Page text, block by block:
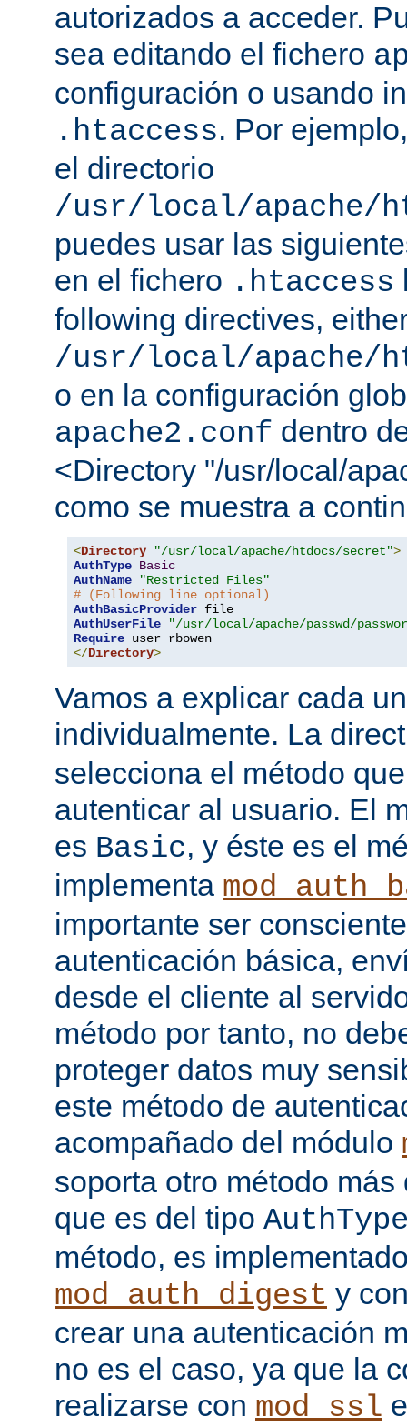
autorizados a acceder.
sea editando el fichero
configuración o usando
.htaccess. Por
el directorio
/usr/local/apache/
puedes usar las
en el fichero .htaccess
following directives,
/usr/local/apache/
o en la configuración
apache2.conf dentro
<Directory "/usr/local/
como se muestra a
<Directory "/usr/local/apache/htdocs/secret">
AuthType Basic
AuthName
"Restricted Files"
# (Following line optional)
AuthBasicProvider
AuthUserFile
"/usr/local/apache/passwd/
Require
</Directory>
Vamos a explicar cada
individualmente. La
selecciona el método
autenticar al usuario. El
es Basic, y éste es el
implementa
importante ser
autenticación básica,
desde el cliente al
método por tanto, no
proteger datos muy
este método de
acompañado del módulo
soporta otro método
que es del tipo
método, es
mod_auth_digest y
crear una autenticación
no es el caso, ya que la
realizarse con mod_ssl